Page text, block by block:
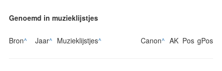
Genoemd in muzieklijstjes
Bron^ Jaar^ Muzieklijstjes^ Canon^ AK Pos gPos